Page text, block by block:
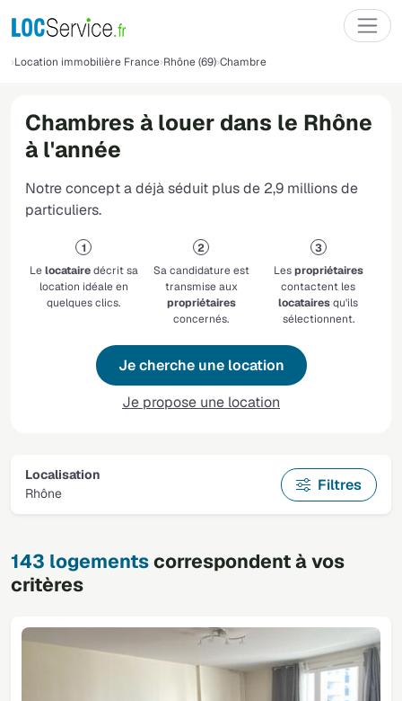
Location immobilière France Rhône (69) Chambre
Chambres à louer dans le Rhône
à l'année
Notre concept a déjà séduit plus de 2,9 millions de
particuliers.
Lelocatairedécrit sa
location idéale en
quelques clics.
Sa candidature est
transmise aux
propriétaires
concernés.
Lespropriétaires
contactent les
locatairesqu'ils
sélectionnent.
Je cherche une location
Je propose une location
Localisation
Rhône
Filtres
143 logementscorrespondent à vos
critères